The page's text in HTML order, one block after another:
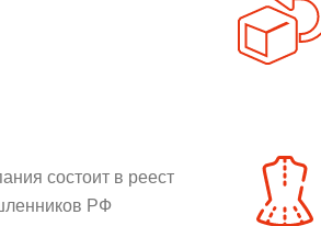
состоит в реест
РФ